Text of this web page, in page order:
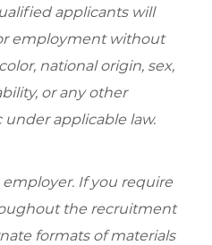
applicants will
employment without
national origin, sex,
or any other
applicable law.
employer. If you require
the recruitment
formats of materials